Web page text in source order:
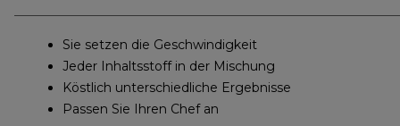
Sie setzen die Geschwindigkeit
Jeder Inhaltsstoff in der Mischung
Köstlich unterschiedliche Ergebnisse
Passen Sie Ihren Chef an